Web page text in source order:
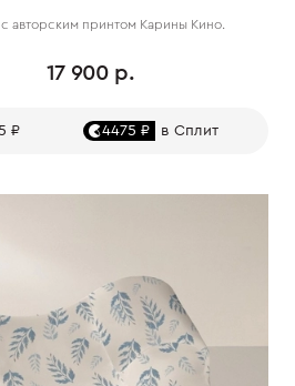
авторским принтом Карины Кино.
17 900 р.
₽ 4475 ₽ в Сплит